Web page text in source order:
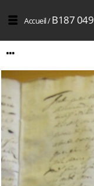
Accueil/B187 049